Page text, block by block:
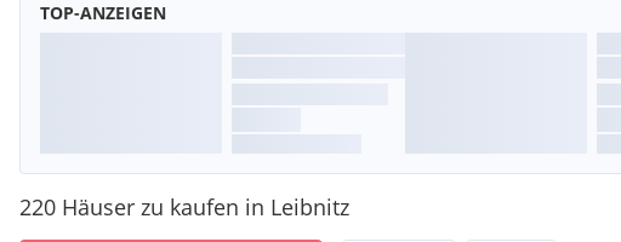
TOP-ANZEIGEN
220 Häuser zu kaufen in Leibnitz